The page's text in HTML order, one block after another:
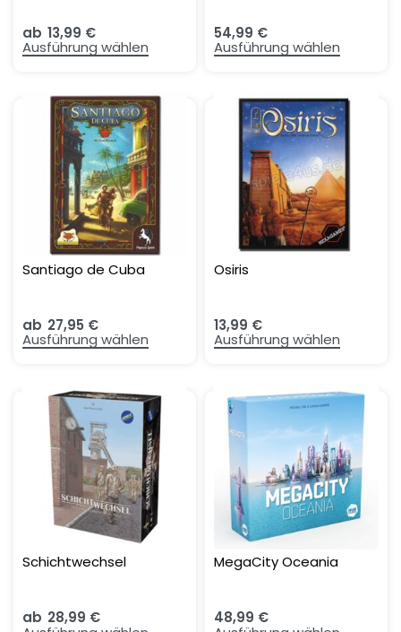
ab 13,99 €
Ausführung wählen
54,99 €
Ausführung wählen
Santiago de Cuba
ab 27,95 €
Ausführung wählen
Osiris
13,99 €
Ausführung wählen
Schichtwechsel
ab 28,99 €
MegaCity Oceania
48,99 €